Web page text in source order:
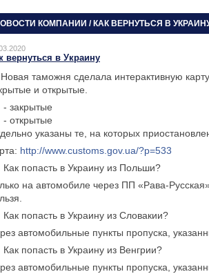
КОМПАНИИ / КАК ВЕРНУТЬСЯ В
вернуться в Украину
Новая таможня сделала интерактивную
и открытые.
- закрытые
- открытые
указаны те, на которых
http://www.customs.gov.ua/?p=533
Как попасть в Украину из Польши?
на автомобиле через ПП «Рава-
Как попасть в Украину из Словакии?
автомобильные пункты пропуска,
Как попасть в Украину из Венгрии?
автомобильные пункты пропуска,